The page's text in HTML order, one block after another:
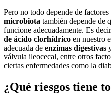
Pero no todo depende de factores
microbiota también depende de
funcione adecuadamente. Es
de ácido clorhídrico en nuestro
adecuada de enzimas digestivas
válvula ileocecal, entre otros
ciertas enfermedades como la
¿Qué riesgos tiene